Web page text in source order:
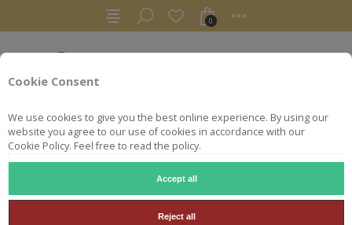
Cookie Consent
We use cookies to give you the best online experience. By using our
website you agree to our use of cookies in accordance with our
Cookie Policy. Feel free to read the policy.
Accept all
Reject all
0